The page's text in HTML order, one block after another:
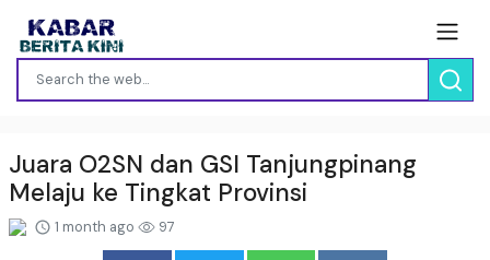
Juara O2SN dan GSI Tanjungpinang
Melaju ke Tingkat Provinsi
1 month ago 97